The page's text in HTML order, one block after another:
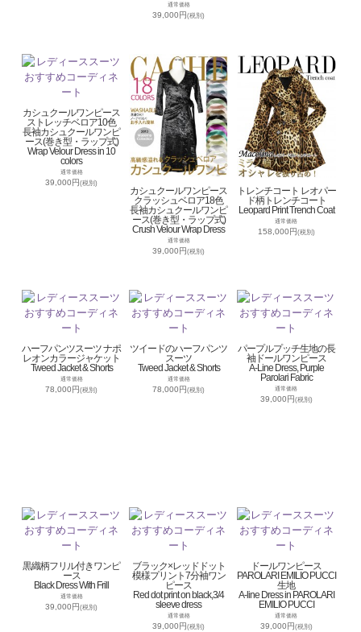
通常価格
39,000円(税別)
カシュクールワンピース
ストレッチベロア10色
長袖カシュクールワンピ
ース(巻き型・ラップ式)
Wrap Velour Dress in 10
colors
通常価格
39,000円(税別)
カシュクールワンピース
クラッシュベロア18色
長袖カシュクールワンピ
ース(巻き型・ラップ式)
Crush Velour Wrap Dress
通常価格
39,000円(税別)
トレンチコート レオパー
ド柄トレンチコート
Leopard Print Trench Coat
通常価格
158,000円(税別)
ハーフパンツスーツ ナポ
レオンカラージャケット
Tweed Jacket & Shorts
通常価格
78,000円(税別)
ツイードのハーフパンツ
スーツ
Tweed Jacket & Shorts
通常価格
78,000円(税別)
パープルプッチ生地の長
袖ドールワンピース
A-Line Dress, Purple
Parolari Fabric
通常価格
39,000円(税別)
黒織柄フリル付きワンピ
ース
Black Dress With Frill
通常価格
39,000円(税別)
ブラック×レッドドット
模様プリント7分袖ワン
ピース
Red dot print on black,3/4
sleeve dress
通常価格
39,000円(税別)
ドールワンピース
PAROLARI EMILIO PUCCI
生地
A-line Dress in PAROLARI
EMILIO PUCCI
通常価格
39,000円(税別)